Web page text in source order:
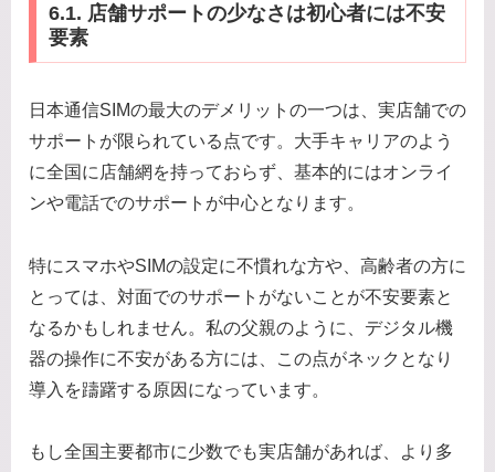
6.1. 店舗サポートの少なさは初心者には不安
要素
日本通信SIMの最大のデメリットの一つは、実店舗での
サポートが限られている点です。大手キャリアのよう
に全国に店舗網を持っておらず、基本的にはオンライ
ンや電話でのサポートが中心となります。
特にスマホやSIMの設定に不慣れな方や、高齢者の方に
とっては、対面でのサポートがないことが不安要素と
なるかもしれません。私の父親のように、デジタル機
器の操作に不安がある方には、この点がネックとなり
導入を躊躇する原因になっています。
もし全国主要都市に少数でも実店舗があれば、より多